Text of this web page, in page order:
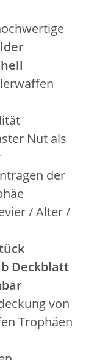
Nut als
der
/ Alter /
Deckblatt
von
Trophäen